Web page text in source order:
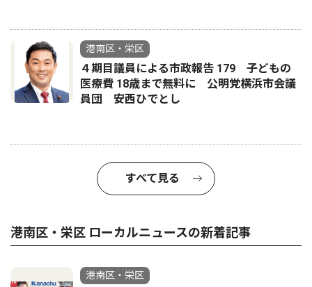
港南区・栄区
４期目議員による市政報告 179 子どもの
医療費 18歳まで無料に 公明党横浜市会議
員団 安西ひでとし
すべて見る
港南区・栄区 ローカルニュースの新着記事
港南区・栄区